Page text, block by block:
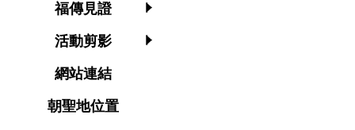
福傳見證
活動剪影
網站連結
朝聖地位置